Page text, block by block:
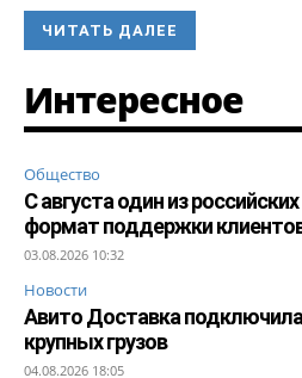
ЧИТАТЬ ДАЛЕЕ
Интересное
Общество
С августа один из
формат поддержки
03.08.2026 10:32
Новости
Авито Доставка
крупных грузов
04.08.2026 18:05